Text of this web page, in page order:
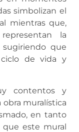
simbolizan el
mientras que,
la
sugiriendo que
de vida y
contentos y
muralística
en tanto
que este mural